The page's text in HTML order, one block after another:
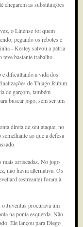
chegarem as substituições
o Linense foi quem
pegando os rebotes e
- Kesley salvou a pátria
bastante trabalho.
dificultando a vida dos
de Thiago Rubim
de garçom, também
buscar jogo, sem ser um
direta de seu ataque, no
ao que a defesa
mais arriscadas. No jogo
não havia alternativa. Os
(estreante) foram à
Juventus procurava um
na ponta esquerda. Não
Ele lançou para Diego